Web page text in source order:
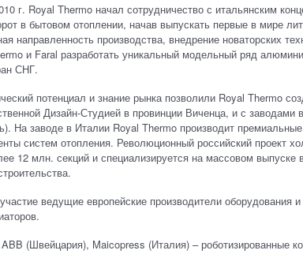
г. Royal Thermo начал сотрудничество с итальянским
в бытовом отоплении, начав выпускать первые в мире
направленность производства, внедрение новаторских
и Faral разработать уникальный модельный ряд
СНГ.
потенциал и знание рынка позволили Royal Thermo
Дизайн-Студией в провинции Виченца, и с
На заводе в Италии Royal Thermo производит
систем отопления. Революционный российский проект
12 млн. секций и специализируется на массовом
ведущие европейские производители
(Швейцария), Maicopress (Италия) – роботизированные